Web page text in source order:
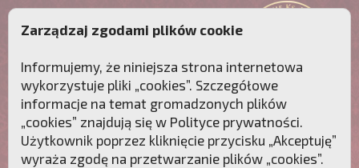
Zarządzaj zgodami plików cookie
Informujemy, że niniejsza strona internetowa
wykorzystuje pliki „cookies”. Szczegółowe
informacje na temat gromadzonych plików
„cookies” znajdują się w Polityce prywatności.
Użytkownik poprzez kliknięcie przycisku „Akceptuję”
wyraża zgodę na przetwarzanie plików „cookies”.